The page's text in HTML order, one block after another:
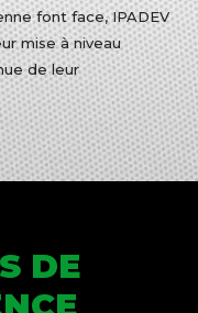
font face, IPADEV
mise à niveau
de leur
DE